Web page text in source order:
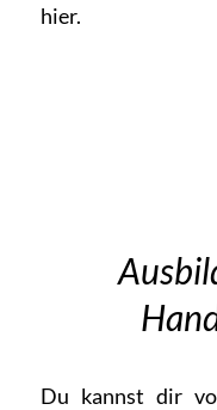
hier.
Du kannst dir